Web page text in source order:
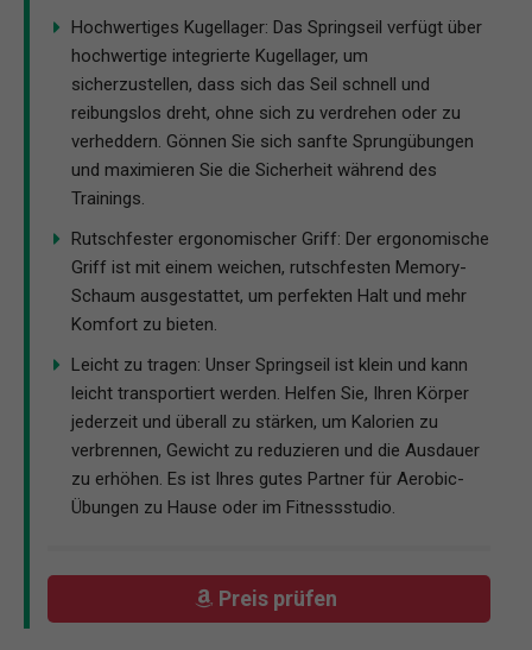
Hochwertiges Kugellager: Das Springseil verfügt über
hochwertige integrierte Kugellager, um
sicherzustellen, dass sich das Seil schnell und
reibungslos dreht, ohne sich zu verdrehen oder zu
verheddern. Gönnen Sie sich sanfte Sprungübungen
und maximieren Sie die Sicherheit während des
Trainings.
Rutschfester ergonomischer Griff: Der ergonomische
Griff ist mit einem weichen, rutschfesten Memory-
Schaum ausgestattet, um perfekten Halt und mehr
Komfort zu bieten.
Leicht zu tragen: Unser Springseil ist klein und kann
leicht transportiert werden. Helfen Sie, Ihren Körper
jederzeit und überall zu stärken, um Kalorien zu
verbrennen, Gewicht zu reduzieren und die Ausdauer
zu erhöhen. Es ist Ihres gutes Partner für Aerobic-
Übungen zu Hause oder im Fitnessstudio.
Preis prüfen